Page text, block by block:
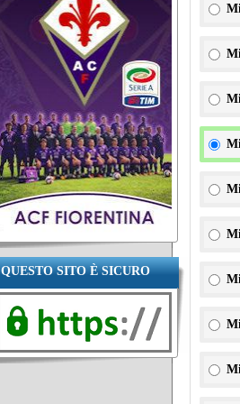
QUESTO SITO È SICURO